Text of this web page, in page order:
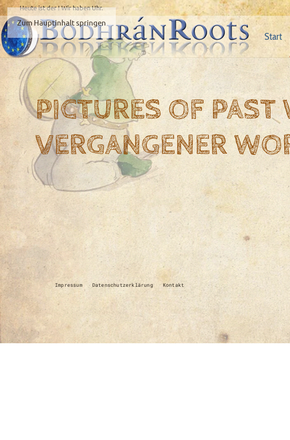
Zum Hauptinhalt springen
Heute ist der! Wir habenUhr.
Start
PICTURES OF
VERGANGENER
Impressum Datenschutzerklärung Kontakt